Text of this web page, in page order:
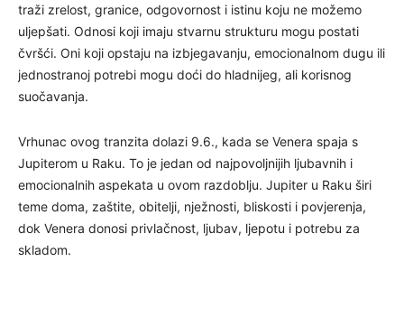
traži zrelost, granice, odgovornost i istinu koju ne možemo
uljepšati. Odnosi koji imaju stvarnu strukturu mogu postati
čvršći. Oni koji opstaju na izbjegavanju, emocionalnom dugu ili
jednostranoj potrebi mogu doći do hladnijeg, ali korisnog
suočavanja.
Vrhunac ovog tranzita dolazi 9.6., kada se Venera spaja s
Jupiterom u Raku. To je jedan od najpovoljnijih ljubavnih i
emocionalnih aspekata u ovom razdoblju. Jupiter u Raku širi
teme doma, zaštite, obitelji, nježnosti, bliskosti i povjerenja,
dok Venera donosi privlačnost, ljubav, ljepotu i potrebu za
skladom.